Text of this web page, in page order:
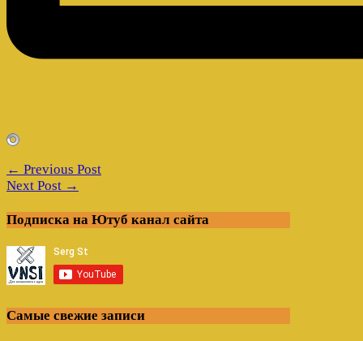
← Previous Post
Next Post →
Подписка на Ютуб канал сайта
Самые свежие записи